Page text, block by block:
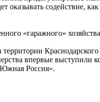
содействие,
«гаражного»
Краснодарского
впервые выступили
Россия».